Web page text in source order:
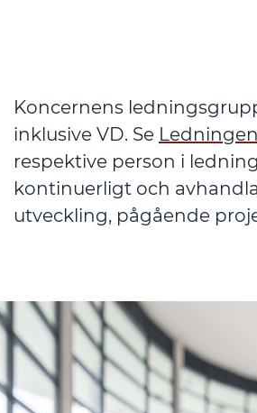
Koncernens
inklusive VD. Se
respektive person i
kontinuerligt och
utveckling, pågående